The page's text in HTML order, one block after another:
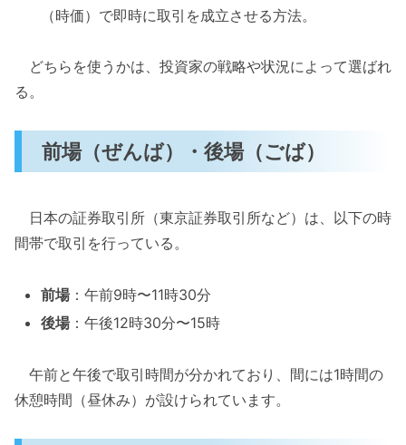
（時価）で即時に取引を成立させる方法。
どちらを使うかは、投資家の戦略や状況によって選ばれ
る。
前場（ぜんば）・後場（ごば）
日本の証券取引所（東京証券取引所など）は、以下の時
間帯で取引を行っている。
前場：午前9時〜11時30分
後場：午後12時30分〜15時
午前と午後で取引時間が分かれており、間には1時間の
休憩時間（昼休み）が設けられています。